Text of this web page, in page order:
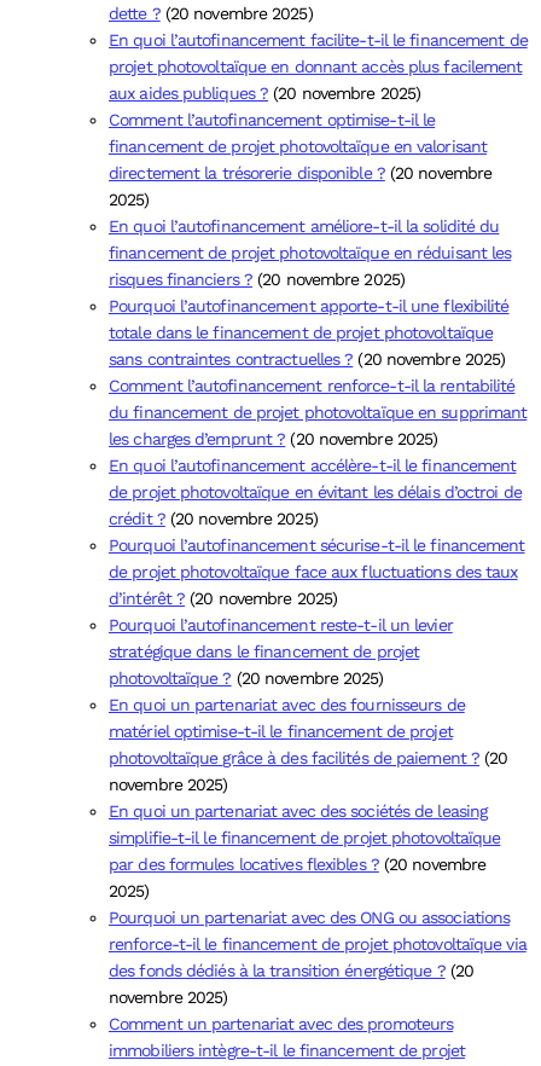
dette ? (20 novembre 2025)
En quoi l’autofinancement facilite-t-il le financement de
projet photovoltaïque en donnant accès plus facilement
aux aides publiques ? (20 novembre 2025)
Comment l’autofinancement optimise-t-il le
financement de projet photovoltaïque en valorisant
directement la trésorerie disponible ? (20 novembre
2025)
En quoi l’autofinancement améliore-t-il la solidité du
financement de projet photovoltaïque en réduisant les
risques financiers ? (20 novembre 2025)
Pourquoi l’autofinancement apporte-t-il une flexibilité
totale dans le financement de projet photovoltaïque
sans contraintes contractuelles ? (20 novembre 2025)
Comment l’autofinancement renforce-t-il la rentabilité
du financement de projet photovoltaïque en supprimant
les charges d’emprunt ? (20 novembre 2025)
En quoi l’autofinancement accélère-t-il le financement
de projet photovoltaïque en évitant les délais d’octroi de
crédit ? (20 novembre 2025)
Pourquoi l’autofinancement sécurise-t-il le financement
de projet photovoltaïque face aux fluctuations des taux
d’intérêt ? (20 novembre 2025)
Pourquoi l’autofinancement reste-t-il un levier
stratégique dans le financement de projet
photovoltaïque ? (20 novembre 2025)
En quoi un partenariat avec des fournisseurs de
matériel optimise-t-il le financement de projet
photovoltaïque grâce à des facilités de paiement ? (20
novembre 2025)
En quoi un partenariat avec des sociétés de leasing
simplifie-t-il le financement de projet photovoltaïque
par des formules locatives flexibles ? (20 novembre
2025)
Pourquoi un partenariat avec des ONG ou associations
renforce-t-il le financement de projet photovoltaïque via
des fonds dédiés à la transition énergétique ? (20
novembre 2025)
Comment un partenariat avec des promoteurs
immobiliers intègre-t-il le financement de projet